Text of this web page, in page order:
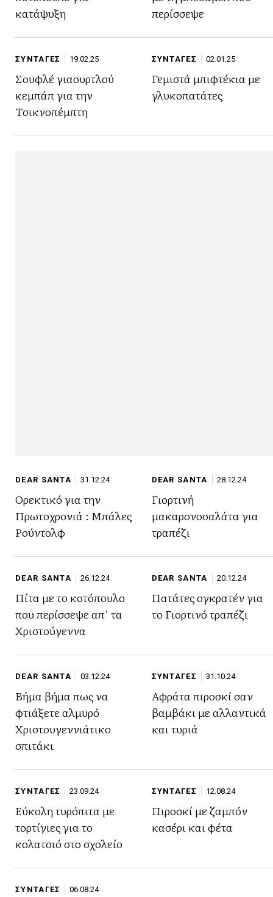
κατάψυξη
περίσσεψε
ΣΥΝΤΑΓΕΣ 19.02.25
Σουφλέ γιαουρτλού
κεμπάπ για την
Τσικνοπέμπτη
ΣΥΝΤΑΓΕΣ 02.01.25
Γεμιστά μπιφτέκια με
γλυκοπατάτες
DEAR SANTA 31.12.24
Ορεκτικό για την
Πρωτοχρονιά : Μπάλες
Ρούντολφ
DEAR SANTA 28.12.24
Γιορτινή
μακαρονοσαλάτα για
τραπέζι
DEAR SANTA 26.12.24
Πίτα με το κοτόπουλο
που περίσσεψε απ’ τα
Χριστούγεννα
DEAR SANTA 20.12.24
Πατάτες ογκρατέν για
το Γιορτινό τραπέζι
DEAR SANTA 03.12.24
Βήμα βήμα πως να
φτιάξετε αλμυρό
Χριστουγεννιάτικο
σπιτάκι
ΣΥΝΤΑΓΕΣ 31.10.24
Αφράτα πιροσκί σαν
βαμβάκι με αλλαντικά
και τυριά
ΣΥΝΤΑΓΕΣ 23.09.24
Εύκολη τυρόπιτα με
τορτίγιες για το
κολατσιό στο σχολείο
ΣΥΝΤΑΓΕΣ 12.08.24
Πιροσκί με ζαμπόν
κασέρι και φέτα
ΣΥΝΤΑΓΕΣ 06.08.24